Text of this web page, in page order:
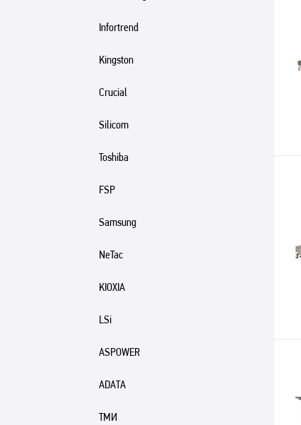
Infortrend
Kingston
Crucial
Silicom
Toshiba
FSP
Samsung
NeTac
KIOXIA
LSi
ASPOWER
ADATA
ТМИ